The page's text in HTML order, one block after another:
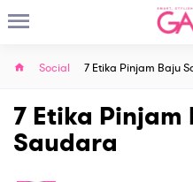
Social 7 Etika Pinjam Baju
7 Etika Pinjam
Saudara